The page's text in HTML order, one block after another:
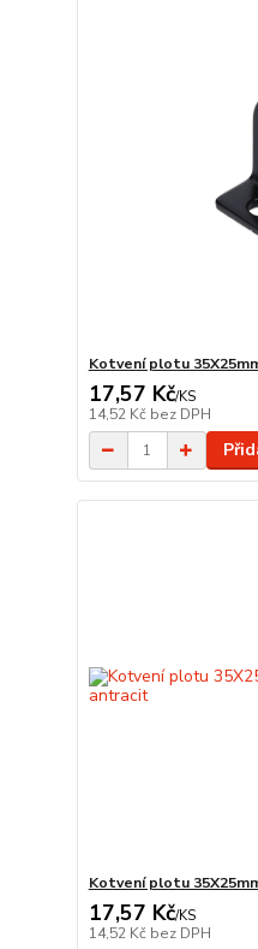
Kotvení plotu
17,57 Kč/KS
14,52 Kč bez DPH
Kotvení plotu
17,57 Kč/KS
14,52 Kč bez DPH